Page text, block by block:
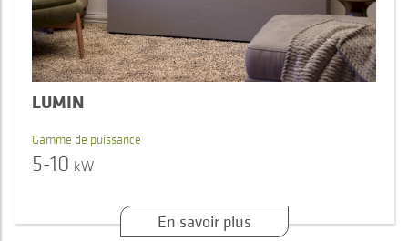
LUMIN
Gamme de puissance
5-10 kW
En savoir plus